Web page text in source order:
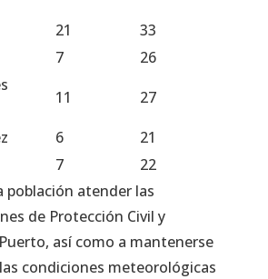
21
33
7
26
11
27
6
21
7
22
población atender las
de Protección Civil y
así como a mantenerse
condiciones meteorológicas